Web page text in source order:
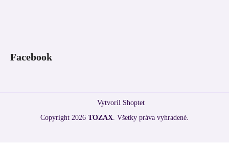
Facebook
Vytvoril Shoptet
Copyright 2026 TOZAX. Všetky práva vyhradené.